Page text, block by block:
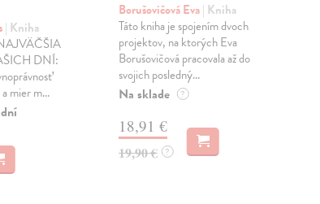
| Kniha
DNÍ:
mier m...
Borušovičová Eva| Kniha
Táto kniha je spojením dvoch
projektov, na ktorých Eva
Borušovičová pracovala až do
svojich posledný...
Na sklade ?
18,91 €
19,90 € ?